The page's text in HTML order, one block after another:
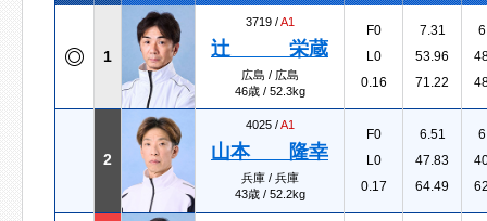
1
3719 /A1
辻 栄蔵
広島 / 広島
46歳 / 52.3kg
F0
L0
0.16
7.31
53.96
71.22
2
4025 /A1
山本 隆幸
兵庫 / 兵庫
43歳 / 52.2kg
F0
L0
0.17
6.51
47.83
64.49